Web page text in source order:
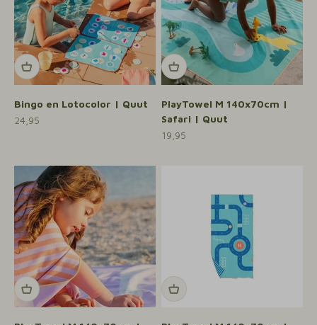
Bingo en Lotocolor | Quut
Aanbiedingsprijs
24,95
PlayTowel M 140x70cm |
Safari | Quut
Aanbiedingsprijs
19,95